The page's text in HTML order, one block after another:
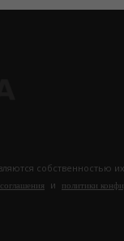
собственностью
и политики